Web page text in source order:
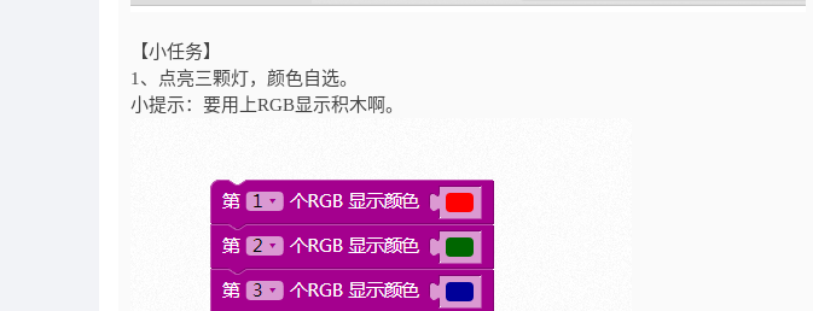
【小任务】
1、点亮三颗灯，颜色自选。
小提示：要用上RGB显示积木啊。